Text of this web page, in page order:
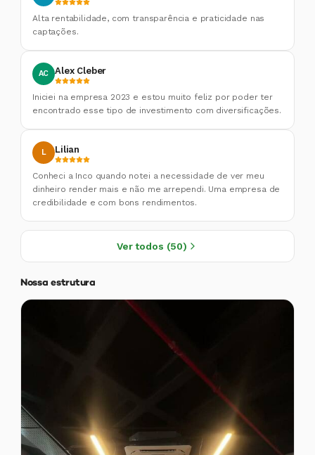
Alta rentabilidade, com transparência e praticidade nas
captações.
AC Alex Cleber
Iniciei na empresa 2023 e estou muito feliz por poder ter
encontrado esse tipo de investimento com diversificações.
L Lilian
Conheci a Inco quando notei a necessidade de ver meu
dinheiro render mais e não me arrependi. Uma empresa de
credibilidade e com bons rendimentos.
Ver todos (50)
Nossa estrutura